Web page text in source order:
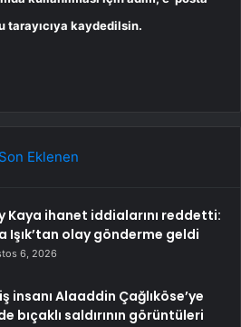
tarayıcıya kaydedilsin.
Son Eklenen
Kaya ihanet iddialarını reddetti:
Işık’tan olay gönderme geldi
6, 2026
insanı Alaaddin Çağlıköse’ye
bıçaklı saldırının görüntüleri